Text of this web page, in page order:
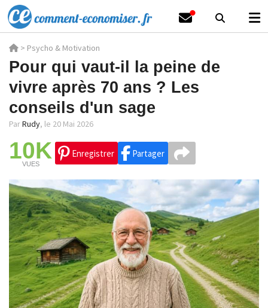
> Psycho & Motivation
Pour qui vaut-il la peine de
vivre après 70 ans ? Les
conseils d'un sage
ParRudy, le 20 Mai 2026
10K
VUES
Enregistrer Partager